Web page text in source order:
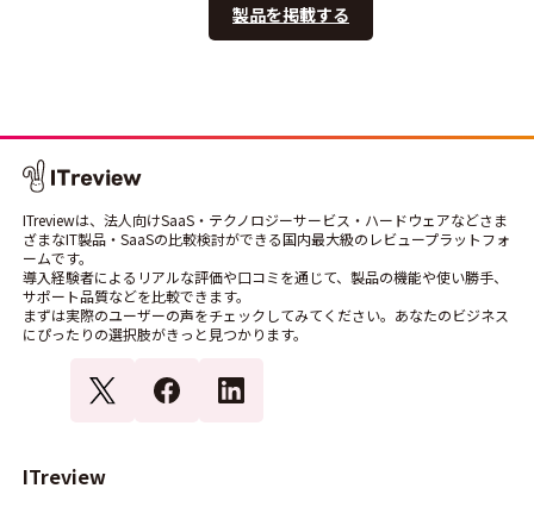
製品を掲載する
ITreviewは、法人向けSaaS・テクノロジーサービス・ハードウェアなどさま
ざまなIT製品・SaaSの比較検討ができる国内最大級のレビュープラットフォ
ームです。
導入経験者によるリアルな評価や口コミを通じて、製品の機能や使い勝手、
サポート品質などを比較できます。
まずは実際のユーザーの声をチェックしてみてください。あなたのビジネス
にぴったりの選択肢がきっと見つかります。
ITreview